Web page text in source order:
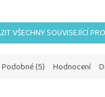
VŠECHNY SOUVISEJÍCÍ
Podobné (5) Hodnocení